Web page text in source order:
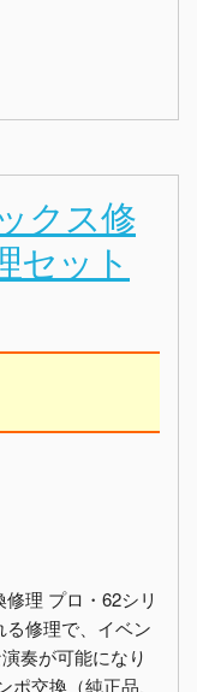
クス修
セット
理 プロ・62シリ
修理で、イベン
奏が可能になり
交換（純正品、